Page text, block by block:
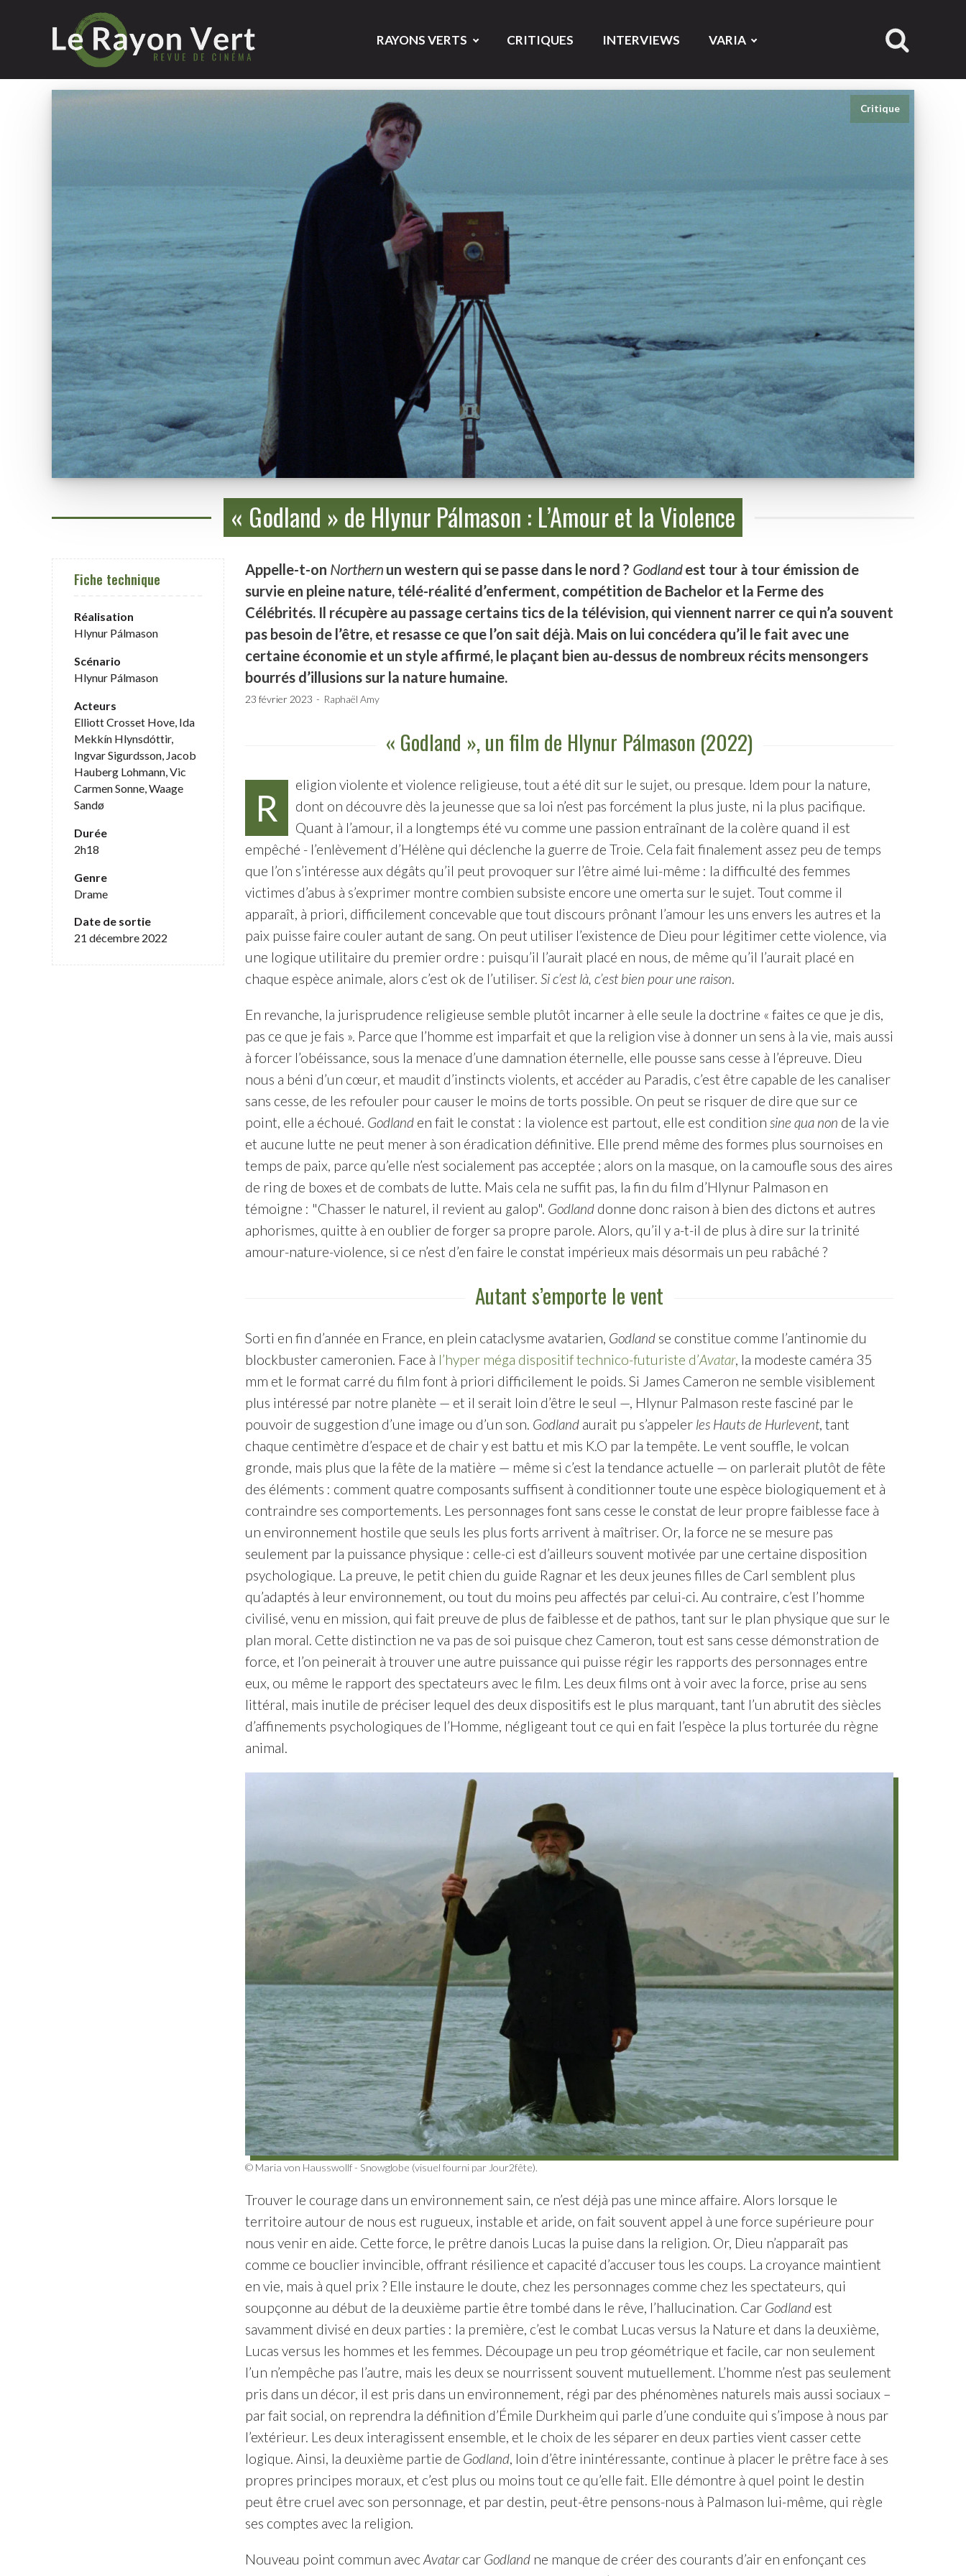
RAYONS VERTS CRITIQUES INTERVIEWS VARIA
Critique
« Godland » de Hlynur Pálmason : L’Amour et la Violence
Fiche technique
Réalisation
Hlynur Pálmason
Scénario
Hlynur Pálmason
Acteurs
Elliott Crosset Hove, Ida
Mekkín Hlynsdóttir,
Ingvar Sigurdsson, Jacob
Hauberg Lohmann, Vic
Carmen Sonne, Waage
Sandø
Durée
2h18
Genre
Drame
Date de sortie
21 décembre 2022
Appelle-t-on Northernun western qui se passe dans le nord ? Godlandest tour à tour émission de
survie en pleine nature, télé-réalité d’enferment, compétition de Bachelor et la Ferme des
Célébrités. Il récupère au passage certains tics de la télévision, qui viennent narrer ce qui n’a souvent
pas besoin de l’être, et resasse ce que l’on sait déjà. Mais on lui concédera qu’il le fait avec une
certaine économie et un style affirmé, le plaçant bien au-dessus de nombreux récits mensongers
bourrés d’illusions sur la nature humaine.
23 février 2023 Raphaël Amy
« Godland », un film de Hlynur Pálmason (2022)
R
eligion violente et violence religieuse, tout a été dit sur le sujet, ou presque. Idem pour la nature,
dont on découvre dès la jeunesse que sa loi n’est pas forcément la plus juste, ni la plus pacifique.
Quant à l’amour, il a longtemps été vu comme une passion entraînant de la colère quand il est
empêché - l’enlèvement d’Hélène qui déclenche la guerre de Troie. Cela fait finalement assez peu de temps
que l’on s’intéresse aux dégâts qu’il peut provoquer sur l’être aimé lui-même : la difficulté des femmes
victimes d’abus à s’exprimer montre combien subsiste encore une omerta sur le sujet. Tout comme il
apparaît, à priori, difficilement concevable que tout discours prônant l’amour les uns envers les autres et la
paix puisse faire couler autant de sang. On peut utiliser l’existence de Dieu pour légitimer cette violence, via
une logique utilitaire du premier ordre : puisqu’il l’aurait placé en nous, de même qu’il l’aurait placé en
chaque espèce animale, alors c’est ok de l’utiliser. Si c’est là, c’est bien pour une raison.
En revanche, la jurisprudence religieuse semble plutôt incarner à elle seule la doctrine « faites ce que je dis,
pas ce que je fais ». Parce que l’homme est imparfait et que la religion vise à donner un sens à la vie, mais aussi
à forcer l’obéissance, sous la menace d’une damnation éternelle, elle pousse sans cesse à l’épreuve. Dieu
nous a béni d’un cœur, et maudit d’instincts violents, et accéder au Paradis, c’est être capable de les canaliser
sans cesse, de les refouler pour causer le moins de torts possible. On peut se risquer de dire que sur ce
point, elle a échoué. Godlanden fait le constat : la violence est partout, elle est condition sine qua non de la vie
et aucune lutte ne peut mener à son éradication définitive. Elle prend même des formes plus sournoises en
temps de paix, parce qu’elle n’est socialement pas acceptée ; alors on la masque, on la camoufle sous des aires
de ring de boxes et de combats de lutte. Mais cela ne suffit pas, la fin du film d’Hlynur Palmason en
témoigne : "Chasser le naturel, il revient au galop". Godlanddonne donc raison à bien des dictons et autres
aphorismes, quitte à en oublier de forger sa propre parole. Alors, qu’il y a-t-il de plus à dire sur la trinité
amour-nature-violence, si ce n’est d’en faire le constat impérieux mais désormais un peu rabâché ?
Autant s’emporte le vent
Sorti en fin d’année en France, en plein cataclysme avatarien, Godlandse constitue comme l’antinomie du
blockbuster cameronien. Face à l’hyper méga dispositif technico-futuriste d’Avatar, la modeste caméra 35
mm et le format carré du film font à priori difficilement le poids. Si James Cameron ne semble visiblement
plus intéressé par notre planète — et il serait loin d’être le seul —, Hlynur Palmason reste fasciné par le
pouvoir de suggestion d’une image ou d’un son. Godlandaurait pu s’appeler les Hauts de Hurlevent, tant
chaque centimètre d’espace et de chair y est battu et mis K.O par la tempête. Le vent souffle, le volcan
gronde, mais plus que la fête de la matière — même si c’est la tendance actuelle — on parlerait plutôt de fête
des éléments : comment quatre composants suffisent à conditionner toute une espèce biologiquement et à
contraindre ses comportements. Les personnages font sans cesse le constat de leur propre faiblesse face à
un environnement hostile que seuls les plus forts arrivent à maîtriser. Or, la force ne se mesure pas
seulement par la puissance physique : celle-ci est d’ailleurs souvent motivée par une certaine disposition
psychologique. La preuve, le petit chien du guide Ragnar et les deux jeunes filles de Carl semblent plus
qu’adaptés à leur environnement, ou tout du moins peu affectés par celui-ci. Au contraire, c’est l’homme
civilisé, venu en mission, qui fait preuve de plus de faiblesse et de pathos, tant sur le plan physique que sur le
plan moral. Cette distinction ne va pas de soi puisque chez Cameron, tout est sans cesse démonstration de
force, et l’on peinerait à trouver une autre puissance qui puisse régir les rapports des personnages entre
eux, ou même le rapport des spectateurs avec le film. Les deux films ont à voir avec la force, prise au sens
littéral, mais inutile de préciser lequel des deux dispositifs est le plus marquant, tant l’un abrutit des siècles
d’affinements psychologiques de l’Homme, négligeant tout ce qui en fait l’espèce la plus torturée du règne
animal.
© Maria von Hausswollf - Snowglobe (visuel fourni par Jour2fête).
Trouver le courage dans un environnement sain, ce n’est déjà pas une mince affaire. Alors lorsque le
territoire autour de nous est rugueux, instable et aride, on fait souvent appel à une force supérieure pour
nous venir en aide. Cette force, le prêtre danois Lucas la puise dans la religion. Or, Dieu n’apparaît pas
comme ce bouclier invincible, offrant résilience et capacité d’accuser tous les coups. La croyance maintient
en vie, mais à quel prix ? Elle instaure le doute, chez les personnages comme chez les spectateurs, qui
soupçonne au début de la deuxième partie être tombé dans le rêve, l’hallucination. Car Godlandest
savamment divisé en deux parties : la première, c’est le combat Lucas versus la Nature et dans la deuxième,
Lucas versus les hommes et les femmes. Découpage un peu trop géométrique et facile, car non seulement
l’un n’empêche pas l’autre, mais les deux se nourrissent souvent mutuellement. L’homme n’est pas seulement
pris dans un décor, il est pris dans un environnement, régi par des phénomènes naturels mais aussi sociaux –
par fait social, on reprendra la définition d’Émile Durkheim qui parle d’une conduite qui s’impose à nous par
l’extérieur. Les deux interagissent ensemble, et le choix de les séparer en deux parties vient casser cette
logique. Ainsi, la deuxième partie de Godland, loin d’être inintéressante, continue à placer le prêtre face à ses
propres principes moraux, et c’est plus ou moins tout ce qu’elle fait. Elle démontre à quel point le destin
peut être cruel avec son personnage, et par destin, peut-être pensons-nous à Palmason lui-même, qui règle
ses comptes avec la religion.
Nouveau point commun avec Avatarcar Godlandne manque de créer des courants d’air en enfonçant ces